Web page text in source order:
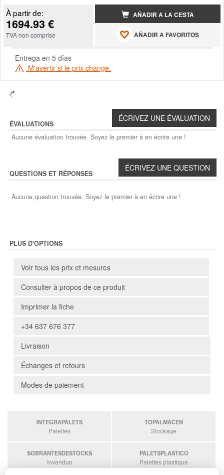
À partir de:
1694.93 €
TVA non comprise
AÑADIR A LA CESTA
AÑADIR A FAVORITOS
Entrega en 5 días
M'avertir si le prix change.
ÉVALUATIONS
Aucune évaluation trouvée. Soyez le premier à en écrire une !
QUESTIONS ET RÉPONSES
Aucune question trouvée. Soyez le premier à en écrire une !
PLUS D'OPTIONS
Voir tous les prix et mesures
Consulter à propos de ce produit
Imprimer la fiche
+34 637 676 377
Livraison
Échanges et retours
Modes de paiement
INTEGRAPALETS
Palettes
TOPALMACEN
Stockage
SOBRANTESDESTOCKS
Invendus
PALETSPLASTICO
Palettes plastique